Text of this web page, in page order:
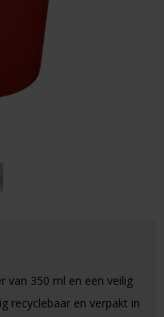
van 350 ml en een veilig
recyclebaar en verpakt in